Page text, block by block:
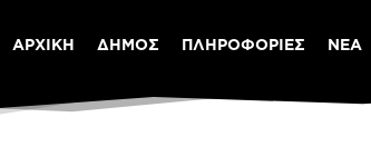
ΑΡΧΙΚΗ ΔΗΜΟΣ ΠΛΗΡΟΦΟΡΙΕΣ ΝΕΑ